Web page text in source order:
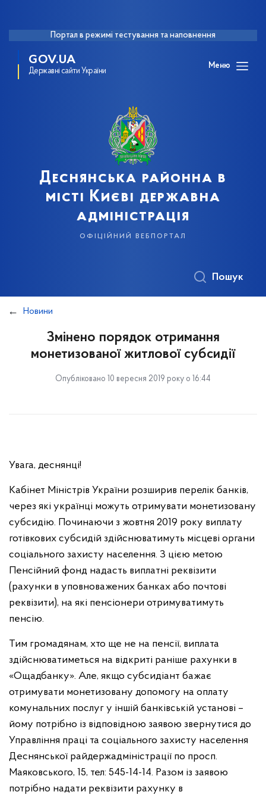
Портал в режимі тестування та наповнення
GOV.UA
Державні сайти України
Меню
Деснянська районна в
місті Києві державна
адміністрація
офіційний вебпортал
Пошук
Новини
Змінено порядок отримання
монетизованої житлової субсидії
Опубліковано 10 вересня 2019 року о 16:44
Увага, деснянці!
Кабінет Міністрів України розширив перелік банків,
через які українці можуть отримувати монетизовану
субсидію. Починаючи з жовтня 2019 року виплату
готівкових субсидій здійснюватимуть місцеві органи
соціального захисту населення. З цією метою
Пенсійний фонд надасть виплатні реквізити
(рахунки в уповноважених банках або почтові
реквізити), на які пенсіонери отримуватимуть
пенсію.
Тим громадянам, хто ще не на пенсії, виплата
здійснюватиметься на відкриті раніше рахунки в
«Ощадбанку». Але, якщо субсидіант бажає
отримувати монетизовану допомогу на оплату
комунальних послуг у іншій банківській установі –
йому потрібно із відповідною заявою звернутися до
Управління праці та соціального захисту населення
Деснянської райдержадміністрації по просп.
Маяковського, 15, тел: 545-14-14. Разом із заявою
потрібно надати реквізити рахунку в